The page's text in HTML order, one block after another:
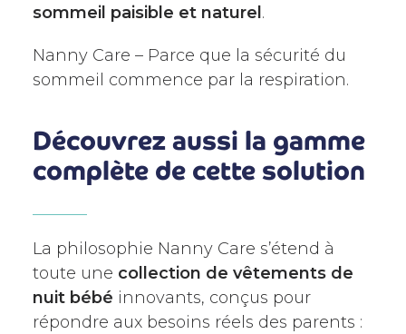
sommeil paisible et naturel.
Nanny Care – Parce que la sécurité du
sommeil commence par la respiration.
Découvrez aussi la gamme
complète de cette solution
La philosophie Nanny Care s’étend à
toute une collection de vêtements de
nuit bébé innovants, conçus pour
répondre aux besoins réels des parents :